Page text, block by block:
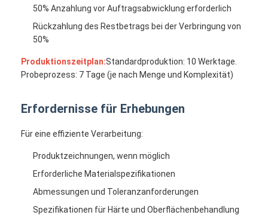
50% Anzahlung vor Auftragsabwicklung erforderlich
Rückzahlung des Restbetrags bei der Verbringung von
50%
Produktionszeitplan:Standardproduktion: 10 Werktage.
Probeprozess: 7 Tage (je nach Menge und Komplexität)
Erfordernisse für Erhebungen
Für eine effiziente Verarbeitung:
Produktzeichnungen, wenn möglich
Erforderliche Materialspezifikationen
Abmessungen und Toleranzanforderungen
Spezifikationen für Härte und Oberflächenbehandlung